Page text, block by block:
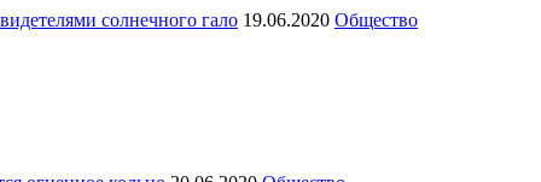
солнечного гало 19.06.2020 Общество